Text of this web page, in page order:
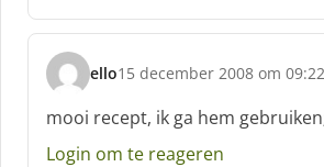
e
f
:
ello
s
h
r
15 december 2008 om 09:22
mooi recept, ik ga hem
Login om te reageren